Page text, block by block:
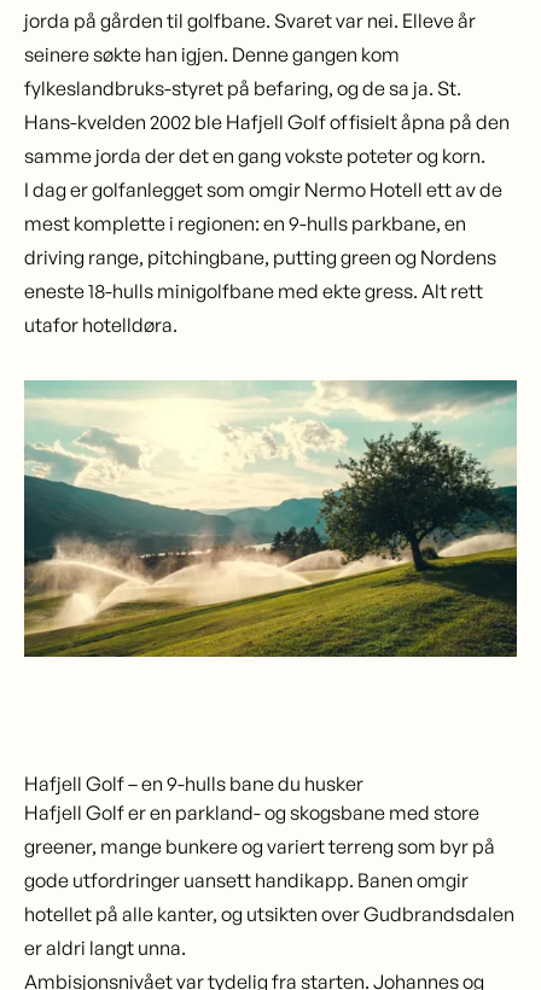
jorda på gården til golfbane. Svaret var nei. Elleve år
seinere søkte han igjen. Denne gangen kom
fylkeslandbruks-styret på befaring, og de sa ja. St.
Hans-kvelden 2002 ble Hafjell Golf offisielt åpna på den
samme jorda der det en gang vokste poteter og korn.
I dag er golfanlegget som omgir Nermo Hotell ett av de
mest komplette i regionen: en 9-hulls parkbane, en
driving range, pitchingbane, putting green og Nordens
eneste 18-hulls minigolfbane med ekte gress. Alt rett
utafor hotelldøra.
Hafjell Golf – en 9-hulls bane du husker
Hafjell Golf er en parkland- og skogsbane med store
greener, mange bunkere og variert terreng som byr på
gode utfordringer uansett handikapp. Banen omgir
hotellet på alle kanter, og utsikten over Gudbrandsdalen
er aldri langt unna.
Ambisjonsnivået var tydelig fra starten. Johannes og